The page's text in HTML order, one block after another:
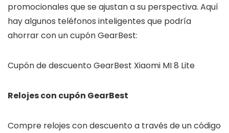
promocionales que se ajustan a su perspectiva. Aquí
hay algunos teléfonos inteligentes que podría
ahorrar con un cupón GearBest:
Cupón de descuento GearBest Xiaomi MI 8 Lite
Relojes con cupón GearBest
Compre relojes con descuento a través de un código